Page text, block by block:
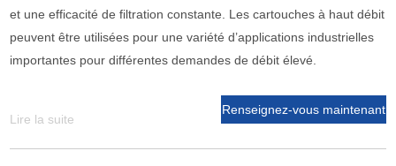
et une efficacité de filtration constante. Les cartouches à haut débit
peuvent être utilisées pour une variété d’applications industrielles
importantes pour différentes demandes de débit élevé.
Lire la suite
Renseignez-vous maintenant